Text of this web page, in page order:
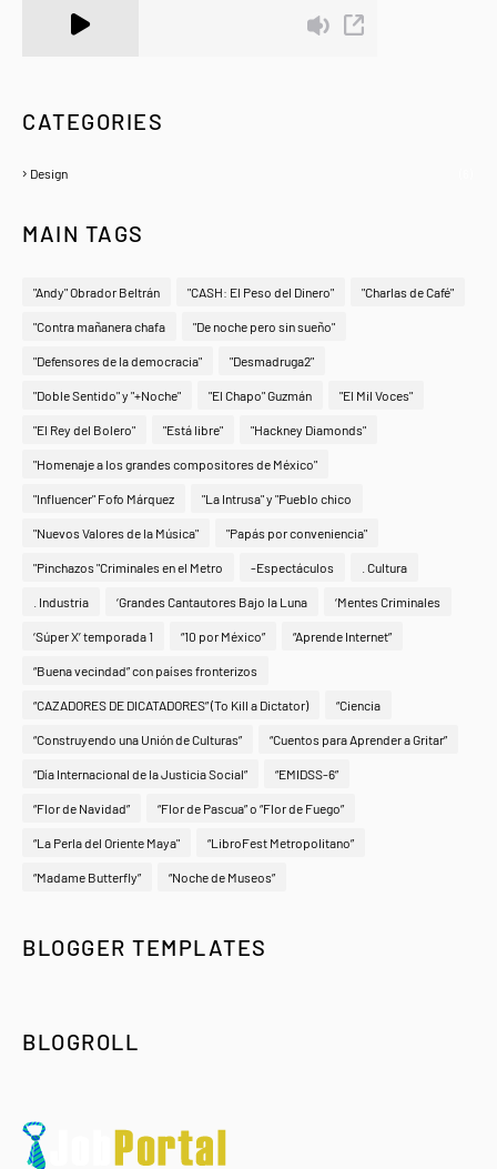
CATEGORIES
Design
MAIN TAGS
"Andy" Obrador Beltrán "CASH: El Peso del Dinero" "Charlas de Café"
"Contra mañanera chafa "De noche pero sin sueño"
"Defensores de la democracia" "Desmadruga2"
"Doble Sentido" y "+Noche" "El Chapo" Guzmán "El Mil Voces"
"El Rey del Bolero" "Está libre" "Hackney Diamonds"
"Homenaje a los grandes compositores de México"
"Influencer" Fofo Márquez "La Intrusa" y "Pueblo chico
"Nuevos Valores de la Música" "Papás por conveniencia"
"Pinchazos "Criminales en el Metro -Espectáculos . Cultura
. Industria ‘Grandes Cantautores Bajo la Luna ‘Mentes Criminales
‘Súper X’ temporada 1 “10 por México” “Aprende Internet”
“Buena vecindad” con países fronterizos
“CAZADORES DE DICATADORES” (To Kill a Dictator) “Ciencia
“Construyendo una Unión de Culturas” “Cuentos para Aprender a Gritar”
“Día Internacional de la Justicia Social” “EMIDSS-6”
“Flor de Navidad” “Flor de Pascua” o “Flor de Fuego”
“La Perla del Oriente Maya" “LibroFest Metropolitano”
“Madame Butterfly” “Noche de Museos”
BLOGGER TEMPLATES
BLOGROLL